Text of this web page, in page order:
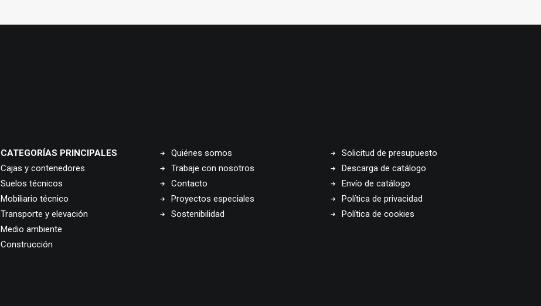
CATEGORÍAS PRINCIPALES
Cajas y contenedores
Suelos técnicos
Mobiliario técnico
Transporte y elevación
Medio ambiente
Construcción
Quiénes somos
Trabaje con nosotros
Contacto
Proyectos especiales
Sostenibilidad
Solicitud de presupuesto
Descarga de catálogo
Envío de catálogo
Política de privacidad
Política de cookies